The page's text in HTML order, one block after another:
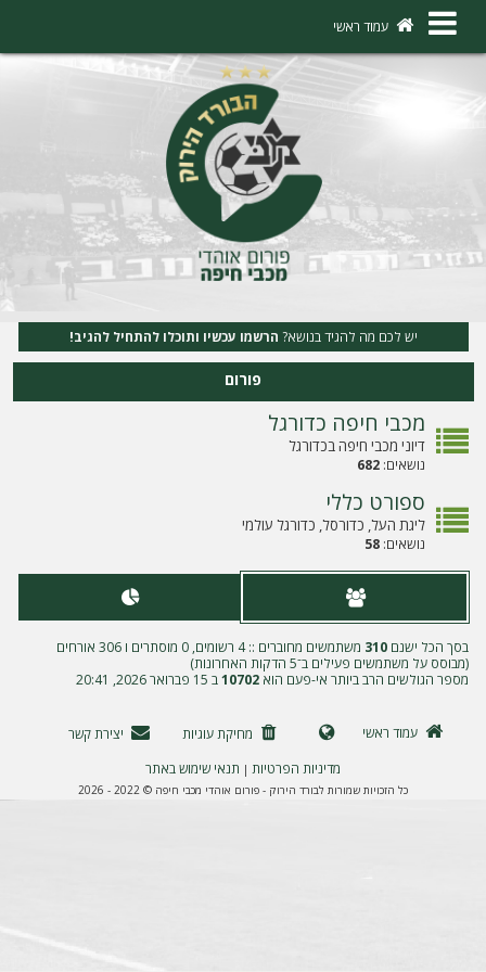
×
ו
ה
ר
ש
מ
עמוד ראשי
יש לכם מה להגיד בנושא? הרשמו עכשיו ותוכלו להתחיל להגיב!
פורום
מכבי חיפה כדורגל
דיוני מכבי חיפה בכדורגל
נושאים:682
ספורט כללי
ליגת העל, כדורסל, כדורגל עולמי
נושאים:58
בסך הכל ישנם310
משתמשים מחוברים :: 4 רשומים, 0 מוסתרים ו 306 אורחים
(מבוסס על משתמשים פעילים ב־5 הדקות האחרונות)
מספר הגולשים הרב ביותר אי-פעם הוא10702ב 15 פברואר 2026, 20:41
עמוד ראשי מחיקת עוגיות
יצירת קשר
מדיניות הפרטיות | תנאי שימוש באתר
כל הזכויות שמורות לבורד הירוק - פורום אוהדי מכבי חיפה © 2022 - 2026